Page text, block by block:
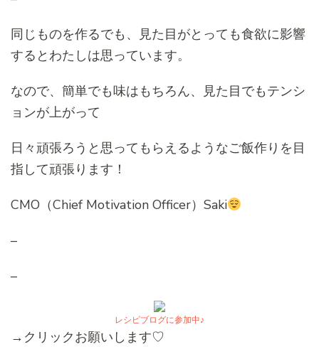
同じものを作るでも、見た目がとっても食欲に影響
するとわたしは思っています。
なので、簡単でも味はもちろん、見た目でもテンシ
ョンが上がって
日々頑張ろうと思ってもらえるようなご飯作りを目
指して頑張ります！
CMO（Chief Motivation Officer）Saki
–
–
レシピブログに参加中♪
→クリックお願いします♡